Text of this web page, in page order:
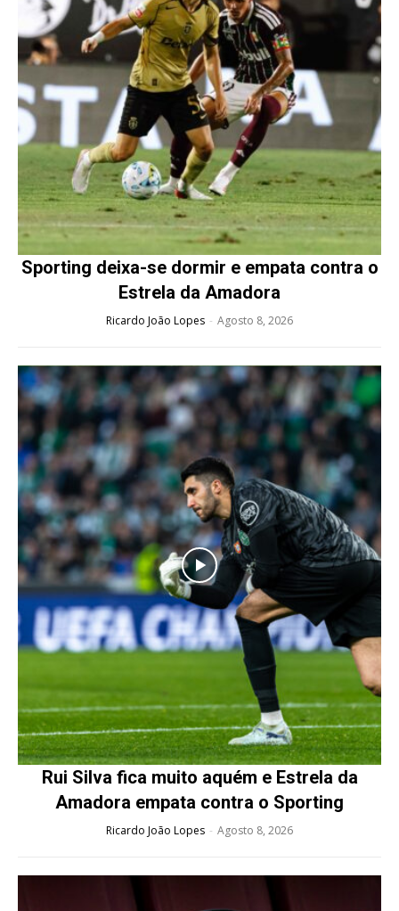
Sporting deixa-se dormir e empata contra o
Estrela da Amadora
Ricardo João Lopes - Agosto 8, 2026
Rui Silva fica muito aquém e Estrela da
Amadora empata contra o Sporting
Ricardo João Lopes - Agosto 8, 2026